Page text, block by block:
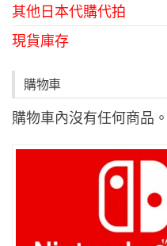
其他日本代購代拍
現貨庫存
購物車
購物車內沒有任何商品。